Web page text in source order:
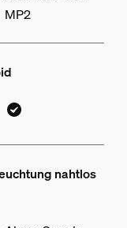
MP2
nahtlos